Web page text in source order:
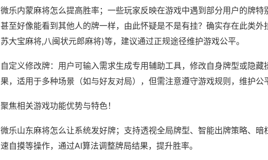
微乐内蒙麻将怎么提高胜率；一些玩家反映在游戏中遇到部分用户的牌特
甚至好像能看到其他人的牌一样，由此怀疑是不是有挂？确实存在此类外
苏大宝麻将,八闽状元郎麻将)等，建议通过正规途径维护游戏公平。
自定义修改牌：用户可输入需求生成专用辅助工具，修改自身牌型或隐藏
果，适用于多种场景（如与好友对局），但需注意遵守游戏规则，维护公
聚焦相关游戏功能优势与特色！
微乐山东麻将怎么让系统发好牌；支持透视全局牌型、智能出牌策略、暗
速自摸等操作，通过AI算法调整牌局结果，提升胜率。